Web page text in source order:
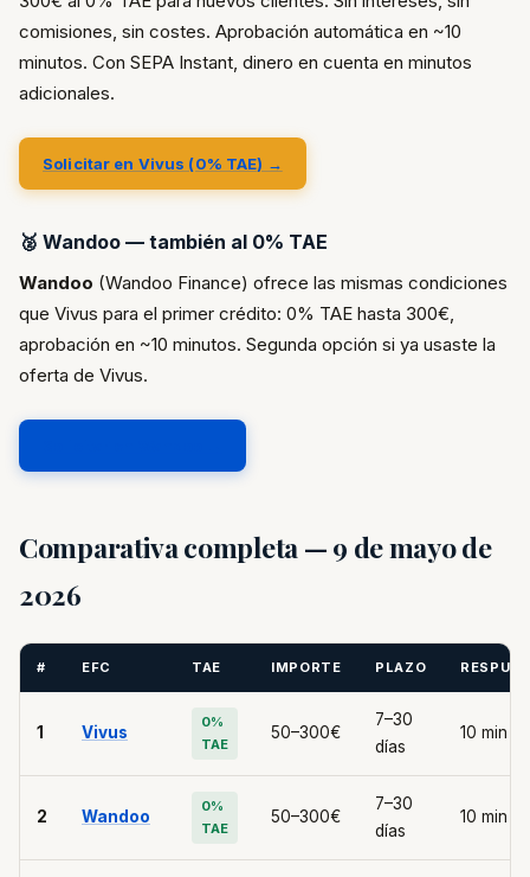
comisiones, sin costes. Aprobación automática en ~10
minutos. Con SEPA Instant, dinero en cuenta en minutos
adicionales.
Solicitar en Vivus (0% TAE) →
🥈 Wandoo — también al 0% TAE
Wandoo (Wandoo Finance) ofrece las mismas condiciones
que Vivus para el primer crédito: 0% TAE hasta 300€,
aprobación en ~10 minutos. Segunda opción si ya usaste la
oferta de Vivus.
Comparativa completa — 9 de mayo de
2026
# EFC TAE IMPORTE PLAZO
1 Vivus
0%
TAE
50–300€
7–30
días
10 min
2 Wandoo
0%
TAE
50–300€
7–30
días
10 min